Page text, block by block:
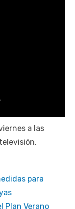
a las
para
Plan Verano